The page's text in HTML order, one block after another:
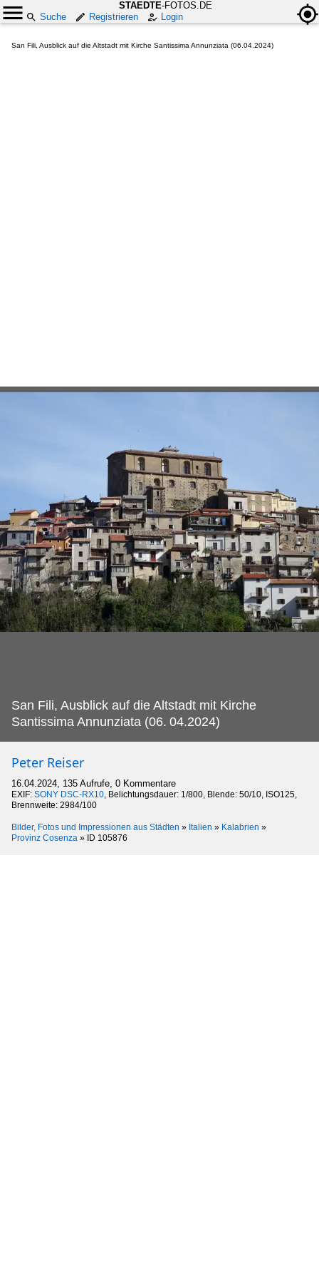
STAEDTE-FOTOS.DE
Suche
Registrieren Login
San Fili, Ausblick auf die Altstadt mit Kirche Santissima Annunziata (06.04.2024)
San Fili, Ausblick auf die Altstadt mit Kirche
Santissima Annunziata (06. 04.2024)
Peter Reiser
16.04.2024, 135 Aufrufe, 0 Kommentare
EXIF: SONY DSC-RX10, Belichtungsdauer: 1/800, Blende: 50/10, ISO125,
Brennweite: 2984/100
Bilder, Fotos und Impressionen aus Städten » Italien » Kalabrien »
Provinz Cosenza » ID 105876